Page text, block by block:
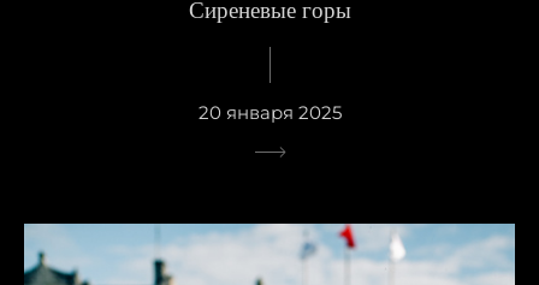
Сиреневые горы
20 января 2025